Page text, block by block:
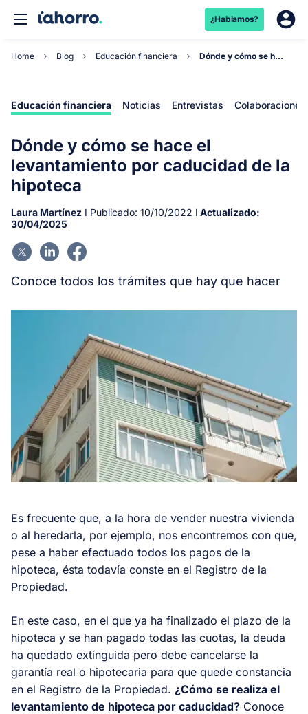
¿Hablamos?
Home Blog Educación financiera Dónde y cómo se hace el levantamiento por caduci...
Educación financiera Noticias Entrevistas Colaboraciones
Dónde y cómo se hace el
levantamiento por caducidad de la
hipoteca
Laura Martínez I Publicado: 10/10/2022 I Actualizado:
30/04/2025
Conoce todos los trámites que hay que hacer
Es frecuente que, a la hora de vender nuestra vivienda
o al heredarla, por ejemplo, nos encontremos con que,
pese a haber efectuado todos los pagos de la
hipoteca, ésta todavía conste en el Registro de la
Propiedad.
En este caso, en el que ya ha finalizado el plazo de la
hipoteca y se han pagado todas las cuotas, la deuda
ha quedado extinguida pero debe cancelarse la
garantía real o hipotecaria para que quede constancia
en el Registro de la Propiedad. ¿Cómo se realiza el
levantamiento de hipoteca por caducidad? Conoce